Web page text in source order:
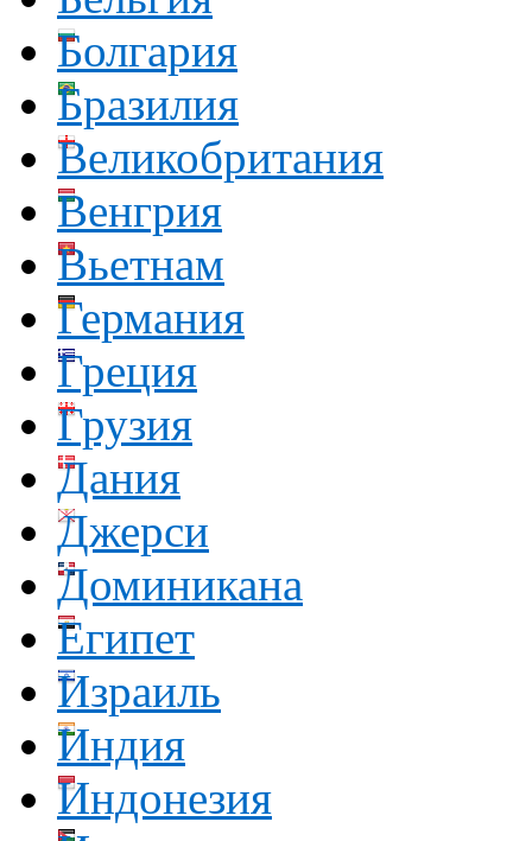
Болгария
Бразилия
Великобритания
Венгрия
Вьетнам
Германия
Греция
Грузия
Дания
Джерси
Доминикана
Египет
Израиль
Индия
Индонезия